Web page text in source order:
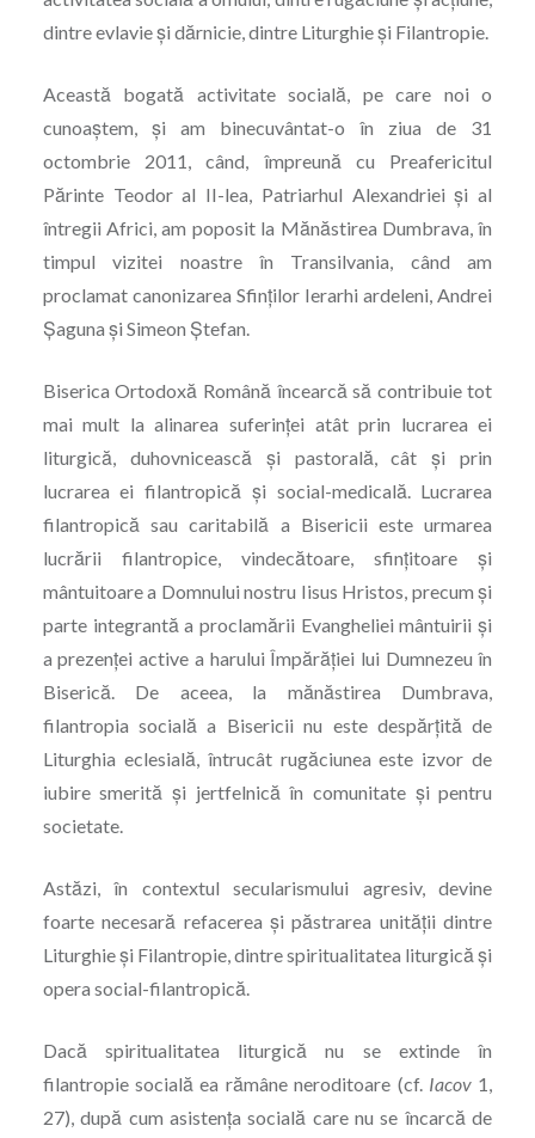
dintre evlavie şi dărnicie, dintre Liturghie şi Filantropie.
Această bogată activitate socială, pe care noi o
cunoaștem, şi am binecuvântat-o în ziua de 31
octombrie 2011, când, împreună cu Preafericitul
Părinte Teodor al II-lea, Patriarhul Alexandriei şi al
întregii Africi, am poposit la Mănăstirea Dumbrava, în
timpul vizitei noastre în Transilvania, când am
proclamat canonizarea Sfinților Ierarhi ardeleni, Andrei
Șaguna şi Simeon Ștefan.
Biserica Ortodoxă Română încearcă să contribuie tot
mai mult la alinarea suferinței atât prin lucrarea ei
liturgică, duhovnicească şi pastorală, cât şi prin
lucrarea ei filantropică şi social-medicală. Lucrarea
filantropică sau caritabilă a Bisericii este urmarea
lucrării filantropice, vindecătoare, sfințitoare şi
mântuitoare a Domnului nostru Iisus Hristos, precum şi
parte integrantă a proclamării Evangheliei mântuirii şi
a prezenței active a harului Împărăției lui Dumnezeu în
Biserică. De aceea, la mănăstirea Dumbrava,
filantropia socială a Bisericii nu este despărțită de
Liturghia eclesială, întrucât rugăciunea este izvor de
iubire smerită şi jertfelnică în comunitate şi pentru
societate.
Astăzi, în contextul secularismului agresiv, devine
foarte necesară refacerea şi păstrarea unității dintre
Liturghie şi Filantropie, dintre spiritualitatea liturgică şi
opera social-filantropică.
Dacă spiritualitatea liturgică nu se extinde în
filantropie socială ea rămâne neroditoare (cf. Iacov1,
27), după cum asistența socială care nu se încarcă de